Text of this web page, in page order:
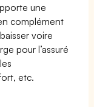
une
complément
voire
pour l’assuré
etc.